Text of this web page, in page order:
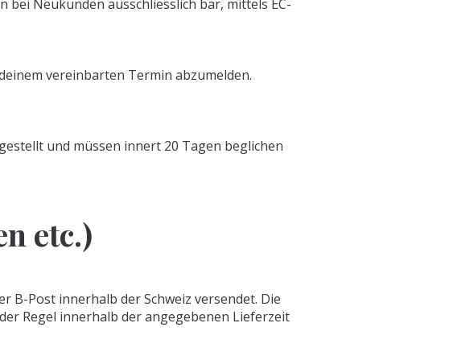
Neukunden ausschliesslich bar, mittels EC-
vereinbarten Termin abzumelden.
und müssen innert 20 Tagen beglichen
etc.)
B-Post innerhalb der Schweiz versendet. Die
Regel innerhalb der angegebenen Lieferzeit